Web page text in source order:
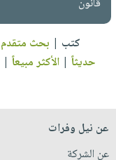
قانون
كتب | بحث متقدم
حديثاً |الأكثر مبيعاً |
عن نيل وفرات
عن الشركة